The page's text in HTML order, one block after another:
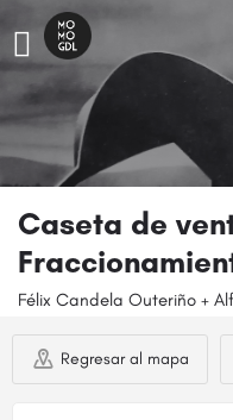
Caseta de
Félix Candela Outeriño +
Regresar al mapa